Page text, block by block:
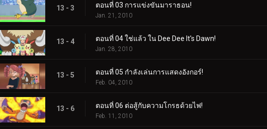
13 - 3 ตอนที่ 03 การแข่งขันมาราธอน!
Jan. 21, 2010
13 - 4 ตอนที่ 04 ใช่แล้ว ใน Dee Dee It's Dawn!
Jan. 28, 2010
13 - 5 ตอนที่ 05 กำลังเล่นการแสดงอังกอร์!
Feb. 04, 2010
13 - 6 ตอนที่ 06 ต่อสู้กับความโกรธด้วยไฟ!
Feb. 11, 2010